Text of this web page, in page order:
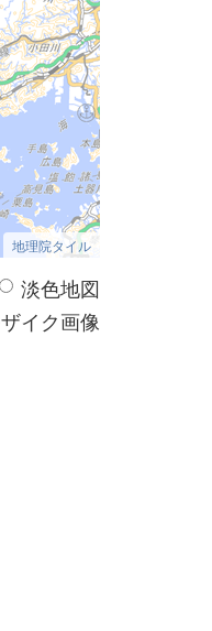
地理院タイル
淡色地図
イク画像